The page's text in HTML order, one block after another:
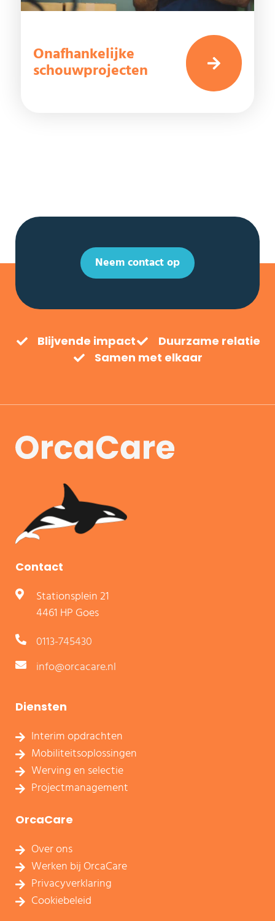
Onafhankelijke
schouwprojecten
Neem contact op
Blijvende impact
Duurzame relatie
Samen met elkaar
Contact
Stationsplein 21
4461 HP Goes
0113-745430
info@orcacare.nl
Diensten
Interim opdrachten
Mobiliteitsoplossingen
Werving en selectie
Projectmanagement
OrcaCare
Over ons
Werken bij OrcaCare
Privacyverklaring
Cookiebeleid